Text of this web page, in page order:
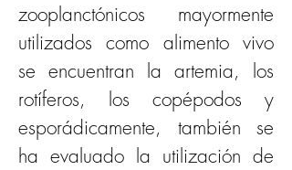
zooplanctónicos mayormente
utilizados como alimento vivo
se encuentran la artemia, los
rotíferos, los copépodos y
esporádicamente, también se
ha evaluado la utilización de